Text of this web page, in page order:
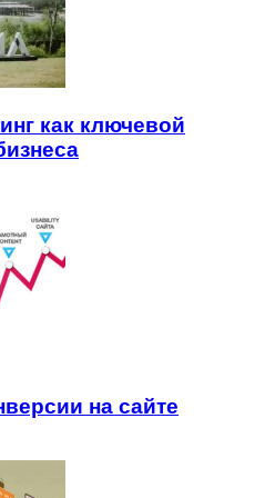
как ключевой
на сайте